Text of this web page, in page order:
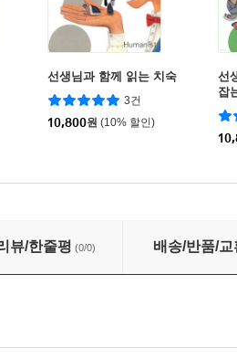
선생님과 함께 읽는 치숙
3건
10,800원 (10% 할인)
선
잡
띠
뷰/한줄평 (0/0) 배송/반품/교